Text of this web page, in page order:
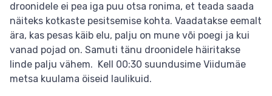
droonidele ei pea iga puu otsa ronima, et teada saada
näiteks kotkaste pesitsemise kohta. Vaadatakse eemalt
ära, kas pesas käib elu, palju on mune või poegi ja kui
vanad pojad on. Samuti tänu droonidele häiritakse
linde palju vähem. Kell 00:30 suundusime Viidumäe
metsa kuulama öiseid laulikuid.